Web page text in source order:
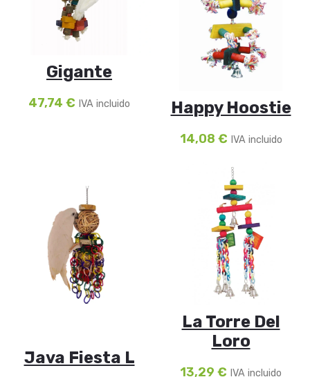
Gigante
47,74 € IVA incluido Happy Hoostie
14,08 € IVA incluido
Java Fiesta L
La Torre Del
Loro
13,29 € IVA incluido